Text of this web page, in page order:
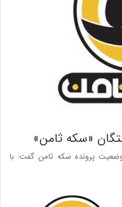
«سکه ثامن»
پرونده سکه ثامن گفت: با